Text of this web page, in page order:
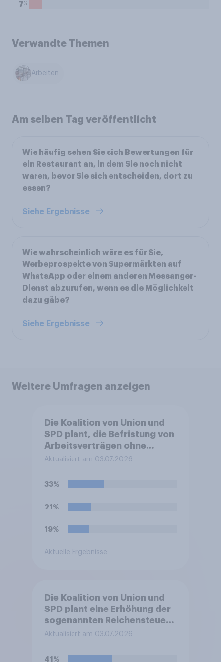
7%
Verwandte Themen
Arbeiten
Am selben Tag veröffentlicht
Wie häufig sehen Sie sich Bewertungen für
ein Restaurant an, in dem Sie noch nicht
waren, bevor Sie sich entscheiden, dort zu
essen?
Siehe Ergebnisse
Wie wahrscheinlich wäre es für Sie,
Werbeprospekte von Supermärkten auf
WhatsApp oder einem anderen Messanger-
Dienst abzurufen, wenn es die Möglichkeit
dazu gäbe?
Siehe Ergebnisse
Weitere Umfragen anzeigen
Die Koalition von Union und
SPD plant, die Befristung von
Arbeitsverträgen ohne
sachlichen Grund zu
Befristungen sollen demnach
zu sechs Verlängerungen
24 Monate und drei
Befürworten Sie diese
Aktualisiert am 03.07.2026
33%
21%
19%
Aktuelle Ergebnisse
Die Koalition von Union und
SPD plant eine Erhöhung der
sogenannten Reichensteuer.
Ab einem zu versteuernden
soll ein Steuersatz von 45
Aktualisiert am 03.07.2026
41%